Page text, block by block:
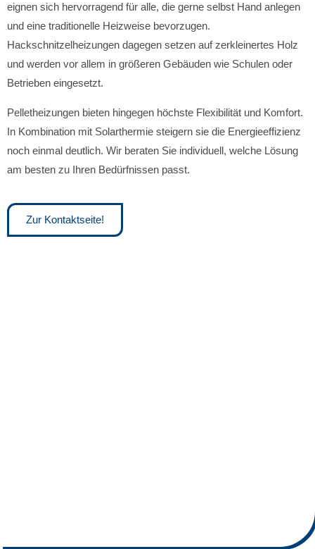
eignen sich hervorragend für alle, die gerne selbst Hand anlegen
und eine traditionelle Heizweise bevorzugen.
Hackschnitzelheizungen dagegen setzen auf zerkleinertes Holz
und werden vor allem in größeren Gebäuden wie Schulen oder
Betrieben eingesetzt.
Pelletheizungen bieten hingegen höchste Flexibilität und Komfort.
In Kombination mit Solarthermie steigern sie die Energieeffizienz
noch einmal deutlich. Wir beraten Sie individuell, welche Lösung
am besten zu Ihren Bedürfnissen passt.
Zur Kontaktseite!